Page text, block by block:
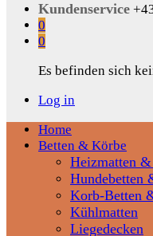
Kundenservice
0
0
Es befinden sich
Log in
Home
Betten & Körbe
Heizmatten
Hundebetten
Korb-Betten
Kühlmatten
Liegedecken